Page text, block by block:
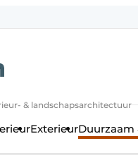
& landschapsarchitectuur
ExterieurDuurzaam